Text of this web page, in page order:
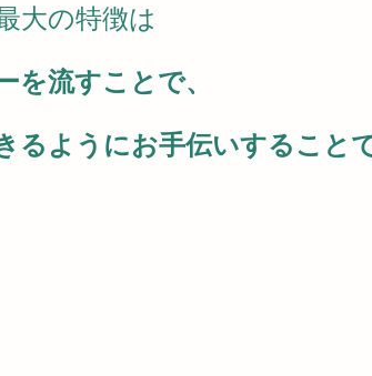
大の特徴は
流すことで、
るようにお手伝いすること